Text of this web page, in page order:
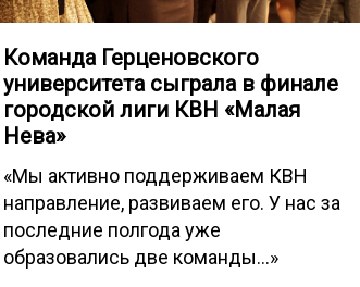
Команда Герценовского
университета сыграла в финале
городской лиги КВН «Малая
Нева»
«Мы активно поддерживаем КВН
направление, развиваем его. У нас за
последние полгода уже
образовались две команды...»